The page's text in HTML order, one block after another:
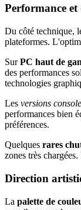
Performance
Du côté technique,
plateformes.
SurPC haut de
des performances
technologies
Les versions
performances bien
préférences.
Quelques rares
zones très
Direction
La palette de